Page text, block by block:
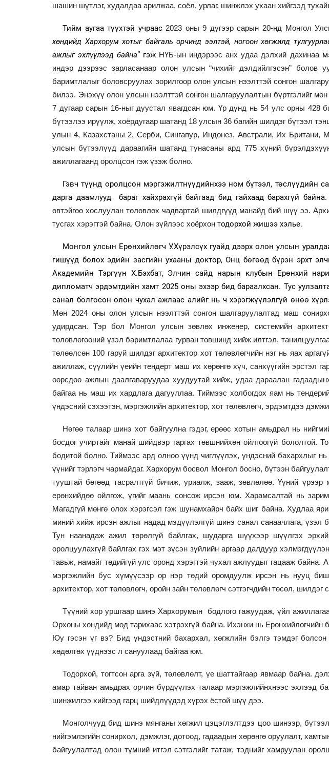
шашин шүтлэг, худалдаа арилжаа, соёл, урлаг, шинжлэх ухаан хийгээд
Тийм аугаа түүхтэй учраас2023 оны 9 дүгээр сарын 20-нд Монгол
хөндийд Хархорум хотыг байгаль орчинд ээлтэй, ногоон хөгжилд
ажлыг эхлүүлээд байна” гэж НҮБ-ын индэрээс анх удаа дэлхий дахинаа
индэр дээрээс зарласанаар олон улсын “чихийг дэлдийлгэсэн”
баримтлалыг боловсруулах зорилгоор олон улсын нээлттэй сонгон
билээ. Энэхүү олон улсын нээлттэй сонгон шалгаруулалтын бүртгэлийг
7 дугаар сарын 16-ныг дуустал явагдсан юм. Үр дүнд нь 54 улс орны 428
бүтээлээ ирүүлж, хоёрдугаар шатанд 18 улсын 36 багийн шилдэг бүтээл
улын 4, Казахстаны 2, Серби, Сингапур, Индонез, Австрали, Их
улсын бүтээлүүд дараагийн шатанд тунасаны ард 775 хүний
ажиллагаанд оролцсон гэж үзэж болно.
Гэвч түүнд оролцсон мэргэжилтнүүдийнхээ ном бүтээл, төслүүдийн
дарга даамлууд бараг хайхрахгүй байгаад бид гайхаад барахгүй
өвтэйгөө хослуулан төлөвлөх чадвартай шилдгүүд манайд бий шүү ээ.
тусгах хэрэгтэй байна. Олон зүйлээс хоёрхон тодорхой жишээ хэлье.
Монгол улсын Ерөнхийлөгч У.Хүрэлсүх гуайд дээрх олон улсын
гишүүд болох эдийн засгийн ухааны доктор, Онц бөгөөд бүрэн эрхт
Академийн Тэргүүн Х.Бэхбат, Элчин сайд нарын клубын Ерөнхий
дипломатч эрдэмтдийн хамт 2025 оны эхээр бид бараалхсан. Тус
санал болгосон олон чухал ажлаас алийг нь ч хэрэгжүүлэлгүй өнөө
Мөн 2024 оны олон улсын нээлттэй сонгон шалгаруулалтад маш
удирдсан. Тэр бол Монгол улсын зөвлөх инженер, системийн
төлөвлөгөөний үзэл баримтлалаа гурван төвшинд хийж илтгэл,
төлөөлсөн 100 гаруй шилдэг архитектор хот төлөвлөгчийн нэг нь яах
ажиллаж, сүүлийн үеийн тендерт маш их хөрөнгө хүч, санхүүгийн эрстэл
өөрсдөө ажлын даалгаваруудаа хуудуутай хийж, удаа дараалан
байгаа нь маш их хардлага дагууллаа. Тиймээс холбогдох яам нь
үндэсний сэхээтэн, мэргэжлийн архитектор, хот төлөвлөгч, эрдэмтдээ
Нөгөө талаар шинэ хот байгуулна гэдэг, ерөөс хотын амьдрал нь
босдог учиртайг манай шийдвэр гаргах төвшнийхөн ойлгоогүй
бодитой болно. Тиймээс ард олноо үүнд чиглүүлэх, үндэсний бахархлыг
үүнийг тэрлэгч чармайдаг. Хархорум босвол Монгол босно, бүтээн
тууштай бөгөөд тасралтгүй бичиж, уриалж, зааж, зөвлөлөө. Үүний
ерөнхийдөө ойлгож, үгийг маань сонсож ирсэн юм. Харамсалтай нь
Магадгүй мөнгө олох хэрэгсэл гэж шунамхайрч байх шиг байна. Худлаа
миний хийж ирсэн ажлыг надад мэдүүлэлгүй шинэ санал санаачлага,
Тун наанадаж ажил төрөлгүй байлгах, шударга шүүхээр шүүлгэх
оролцуулахгүй байлгах гэх мэт зүсэн зүйлийн аргаар далдуур
тавьж, намайг төдийгүй улс оронд хэрэгтэй чухал ажлуудыг гацааж
мэргэжлийн бус хүмүүсээр ор нэр төдий оромдуулж ирсэн нь нууц
архитектор, хот төлөвлөгч, оройн зайн төлөвлөгч сэтгэгчдийн төсөл,
Түүний хор уршгаар шинэ Хархорумын бодлого гажуудаж, үйл
Орхоны хөндийд мод тарихаас хэтрэхгүй байна. Ихэнхи нь Ерөнхийлөгчийн
Юу гэсэн үг вэ? Бид үндэстний бахархал, хөгжлийн бэлгэ тэмдэг
хөдөлгөх үүднээс л сануулаад байгаа юм.
Тодорхой, тогтсон арга зүй, төлөвлөлт, үе шаттайгаар явмаар байна.
амар тайван амьдрах орчин бүрдүүлэх талаар мэргэжлийнхнээс эхлээд
шинжилгээ хийгээд гарц шийдлүүдэд хүрэх ёстой шүү дээ.
Монголчууд бид шинэ мянганы хөгжил цэцэглэлтдээ цоо шинээр,
нийгэмлэгийн сонирхол, дэмжлэг, дотоод, гадаадын хөрөнгө оруулалт,
байгуулалтад олон түмний итгэл сэтгэлийг татаж, тэднийг хамруулан